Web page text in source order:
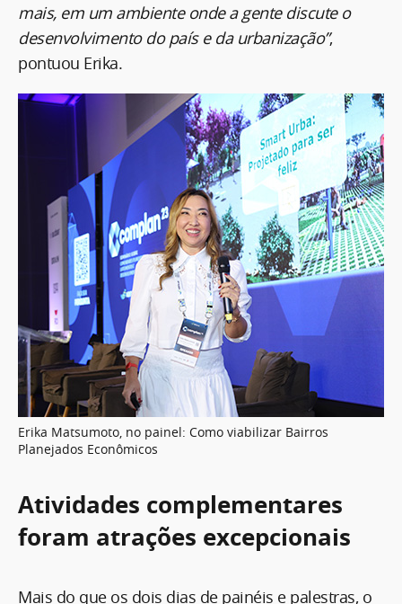
mais, em um ambiente onde a gente discute o
desenvolvimento do país e da urbanização”,
pontuou Erika.
Erika Matsumoto, no painel: Como viabilizar Bairros
Planejados Econômicos
Atividades complementares
foram atrações excepcionais
Mais do que os dois dias de painéis e palestras, o